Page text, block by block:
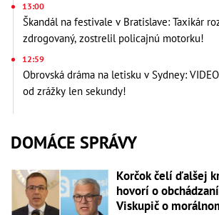
13:00
Škandál na festivale v Bratislave: Taxikár
zdrogovaný, zostrelil policajnú motorku!
12:59
Obrovská dráma na letisku v Sydney:
od zrážky len sekundy!
DOMÁCE SPRÁVY
Korčok čelí ďalšej
hovorí o
Viskupič o